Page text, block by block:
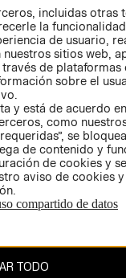
AVISO DE
PRIVACIDAD
GIFT CARD
AVISO DE
COOKIES
incluidas otras
la
de usuario,
sitios web,
de plataformas
sobre el
y está de acuerdo
como
se
de contenido y
de cookies y
aviso de cookies
compartido de datos
TODO